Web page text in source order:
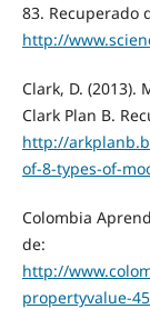
83. Recuperado
http://
Clark, D. (2013).
Clark Plan B.
http://
of-8-types-of-
Colombia
de:
http://
propertyvalue-